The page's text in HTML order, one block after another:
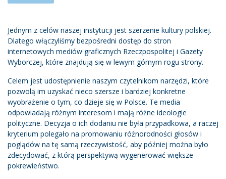
Jednym z celów naszej instytucji jest szerzenie kultury polskiej.
Dlatego włączyliśmy bezpośredni dostęp do stron
internetowych mediów graficznych Rzeczpospolitej i Gazety
Wyborczej, które znajdują się w lewym górnym rogu strony.
Celem jest udostępnienie naszym czytelnikom narzędzi, które
pozwolą im uzyskać nieco szersze i bardziej konkretne
wyobrażenie o tym, co dzieje się w Polsce. Te media
odpowiadają różnym interesom i mają różne ideologie
polityczne. Decyzja o ich dodaniu nie była przypadkowa, a raczej
kryterium polegało na promowaniu różnorodności głosów i
poglądów na tę samą rzeczywistość, aby później można było
zdecydować, z którą perspektywą wygenerować większe
pokrewieństwo.